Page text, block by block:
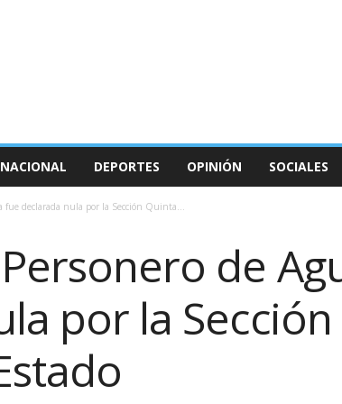
NACIONAL DEPORTES OPINIÓN SOCIALES
fue declarada nula por la Sección Quinta...
de
por la